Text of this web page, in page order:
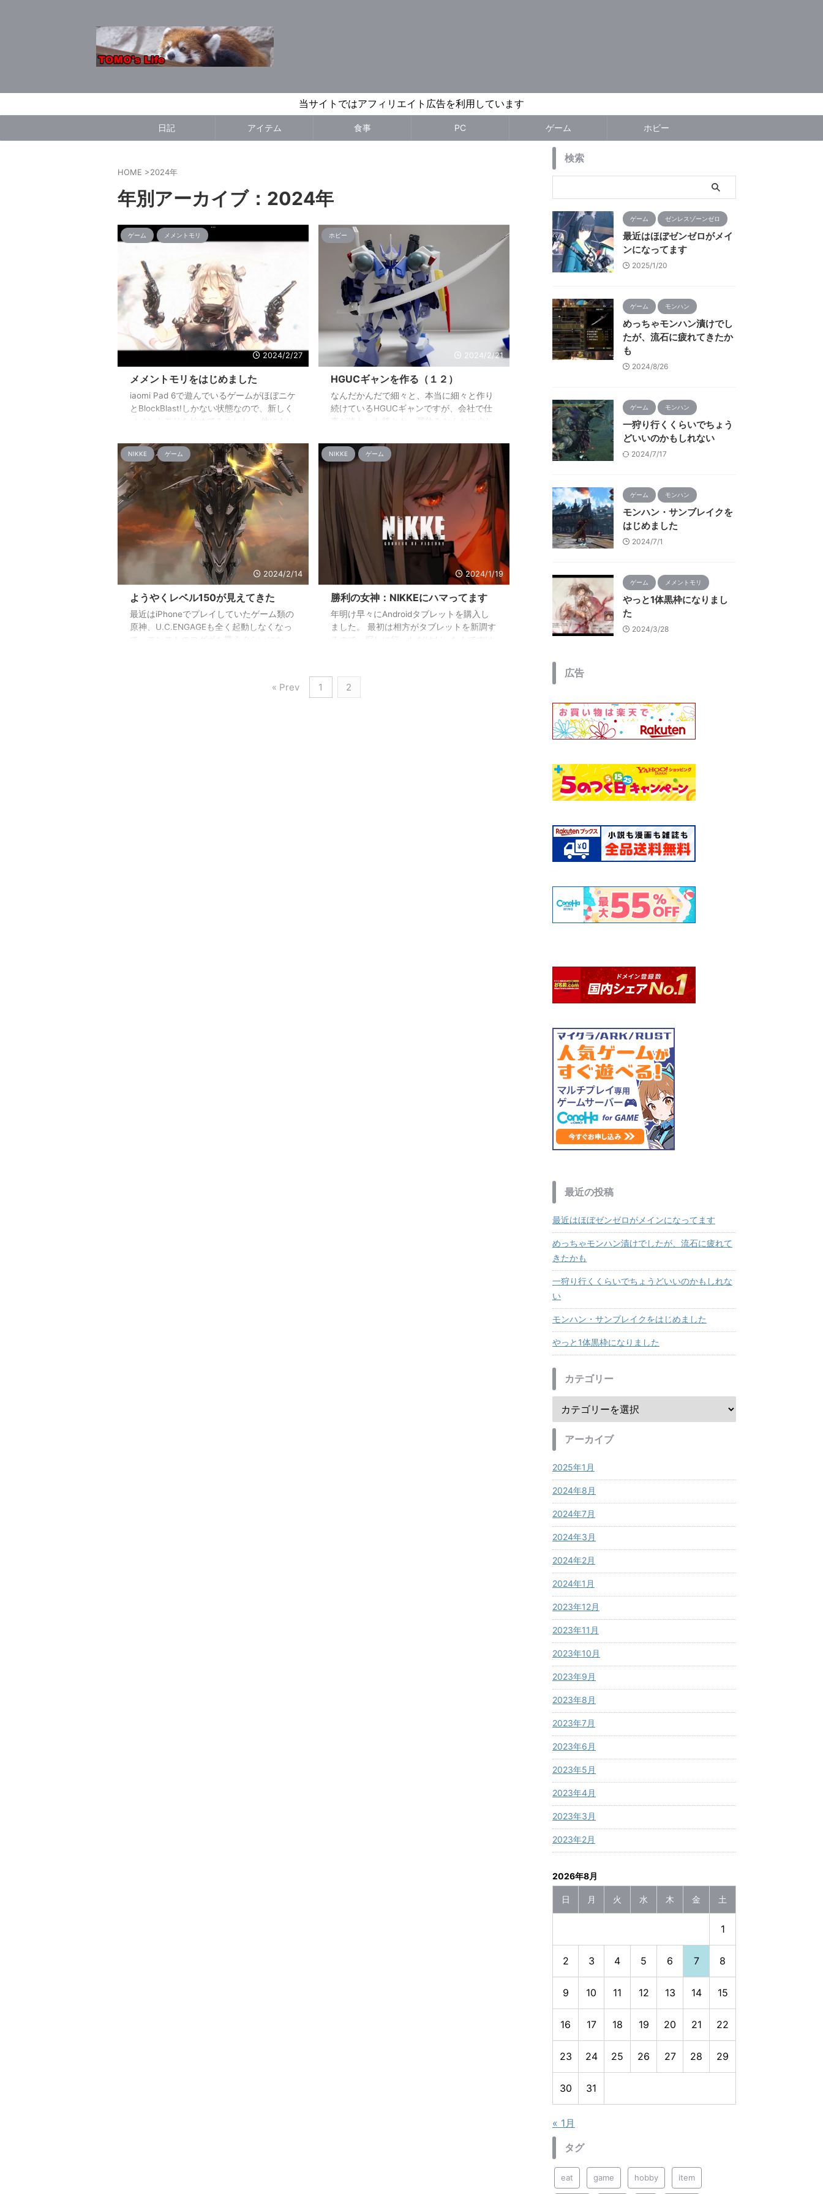
当サイトではアフィリエイト広告を利用しています
日記 アイテム 食事 PC ゲーム ホビー
HOME >2024年
年別アーカイブ：2024年
ゲーム メメントモリ
2024/2/27
メメントモリをはじめました
iaomi Pad 6で遊んでいるゲームがほぼニケ
とBlockBlast!しかない状態なので、新しく
メメントモリを始めてみました。 他にもい
くりくるのがなかったんですよね(；´Д`A
で、2/23の昼というか夕方くらいに初め
て、妙にハマってました。 ちょっと緩い感
じのキャラクターグラフィックが人気のゲ
ームです。 ゲーム的にはメインクエス
トを進めてガチャを引いてキャラ育成をし
ていく感じ。 メインクエストの進行具合で
解放されていく試練の中にある洞窟や遠
征、バトルや無 ...
ホビー
2024/2/21
HGUCギャンを作る（１２）
なんだかんだで細々と、本当に細々と作り
続けているHGUCギャンですが、会社で仕
事が終わった後とか、昼休みなんかに少し
遅いですね(；´Д`A さて、ざっくりとわか
りやすい部分でいくと大剣を装備させまし
た。 1.2mmプラ板からの切り出しで、鞘も
作ってます。 特別何も考えずに作ったの
で、鞘の方がちょっと大きいけど着脱はし
やすいです。 元々左のパイルバンカーに対
して右の装備は何も考えてすらいなかった
ので、大型武器を左右につけたらちょうど
いいバランスかも。 握り手は他のジ ...
NIKKE ゲーム
2024/2/14
ようやくレベル150が見えてきた
最近はiPhoneでプレイしていたゲーム類の
原神、U.C.ENGAGEも全く起動しなくなっ
て、モンストのログボを貰うぐらいになっ
ですが、前回の記事を書いてからも毎日継
NIKKE ゲーム
2024/1/19
勝利の女神：NIKKEにハマってます
年明け早々にAndroidタブレットを購入し
ました。 最初は相方がタブレットを新調す
るので、探しに行っただけだったんですけ
[blogcard
url="https://mossariweb.net/2024/01/228
« Prev 1 2
検索
ゲーム ゼンレスゾーンゼロ
最近はほぼゼンゼロがメイ
ンになってます
2025/1/20
ゲーム モンハン
めっちゃモンハン漬けでし
たが、流石に疲れてきたか
も
2024/8/26
ゲーム モンハン
一狩り行くくらいでちょう
どいいのかもしれない
2024/7/17
ゲーム モンハン
モンハン・サンブレイクを
はじめました
2024/7/1
ゲーム メメントモリ
やっと1体黒枠になりまし
た
2024/3/28
広告
最近の投稿
最近はほぼゼンゼロがメインになってます
めっちゃモンハン漬けでしたが、流石に疲れて
きたかも
一狩り行くくらいでちょうどいいのかもしれな
い
モンハン・サンブレイクをはじめました
やっと1体黒枠になりました
カテゴリー
アーカイブ
2025年1月
2024年8月
2024年7月
2024年3月
2024年2月
2024年1月
2023年12月
2023年11月
2023年10月
2023年9月
2023年8月
2023年7月
2023年6月
2023年5月
2023年4月
2023年3月
2023年2月
2026年8月
日 月 火 水 木 金 土
1
2 3 4 5 6 7 8
9 10 11 12 13 14 15
16 17 18 19 20 21 22
23 24 25 26 27 28 29
30 31
« 1月
タグ
eat game hobby item